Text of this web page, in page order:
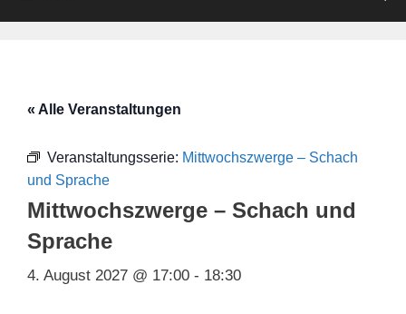
« Alle Veranstaltungen
Veranstaltungsserie: Mittwochszwerge – Schach
und Sprache
Mittwochszwerge – Schach und
Sprache
4. August 2027 @ 17:00 - 18:30